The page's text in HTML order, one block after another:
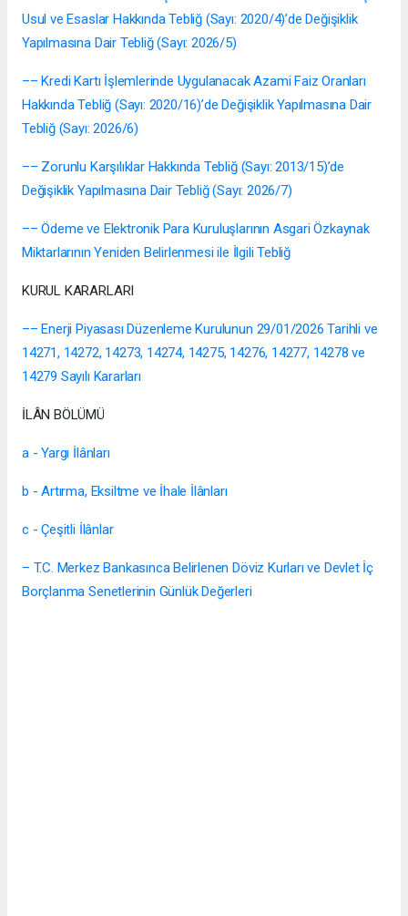
Usul ve Esaslar Hakkında Tebliğ (Sayı: 2020/4)’de Değişiklik
Yapılmasına Dair Tebliğ (Sayı: 2026/5)
–– Kredi Kartı İşlemlerinde Uygulanacak Azami Faiz Oranları
Hakkında Tebliğ (Sayı: 2020/16)’de Değişiklik Yapılmasına Dair
Tebliğ (Sayı: 2026/6)
–– Zorunlu Karşılıklar Hakkında Tebliğ (Sayı: 2013/15)’de
Değişiklik Yapılmasına Dair Tebliğ (Sayı: 2026/7)
–– Ödeme ve Elektronik Para Kuruluşlarının Asgari Özkaynak
Miktarlarının Yeniden Belirlenmesi ile İlgili Tebliğ
KURUL KARARLARI
–– Enerji Piyasası Düzenleme Kurulunun 29/01/2026 Tarihli ve
14271, 14272, 14273, 14274, 14275, 14276, 14277, 14278 ve
14279 Sayılı Kararları
İLÂN BÖLÜMÜ
a - Yargı İlânları
b - Artırma, Eksiltme ve İhale İlânları
c - Çeşitli İlânlar
– T.C. Merkez Bankasınca Belirlenen Döviz Kurları ve Devlet İç
Borçlanma Senetlerinin Günlük Değerleri